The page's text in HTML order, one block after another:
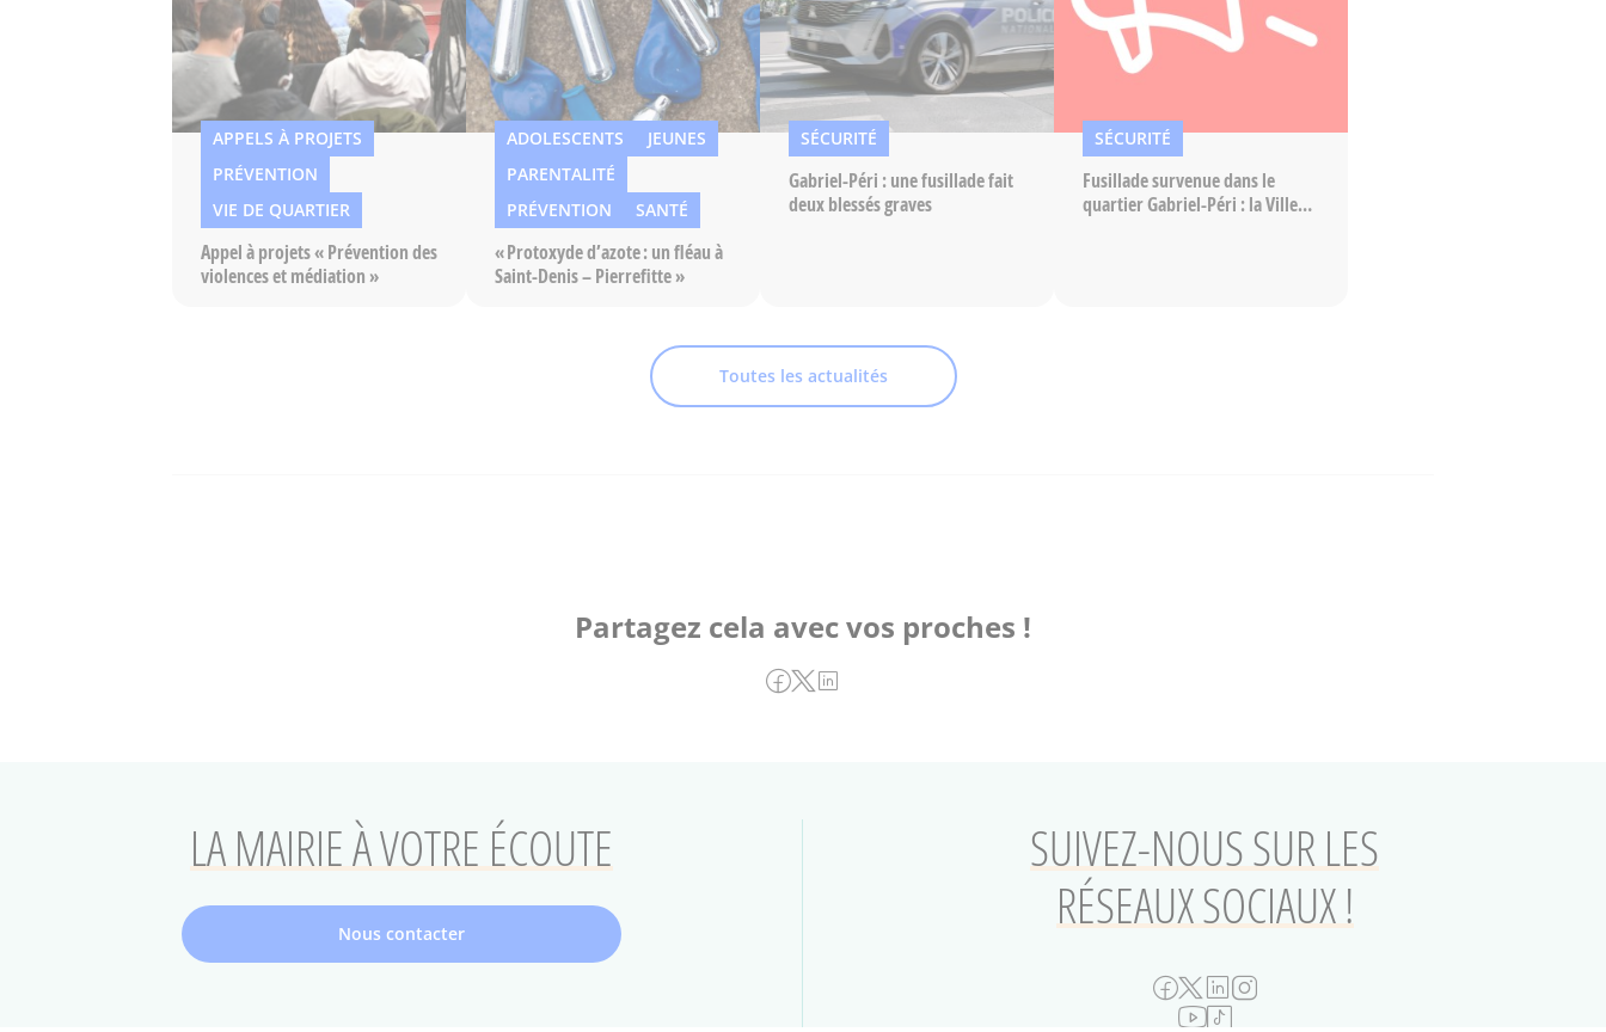
APPELS À PROJETS
PRÉVENTION
VIE DE QUARTIER
Appel à projets « Prévention des
violences et médiation »
ADOLESCENTS
JEUNES
PARENTALITÉ
PRÉVENTION
SANTÉ
« Protoxyde d’azote : un fléau à
Saint-Denis – Pierrefitte »
SÉCURITÉ
Gabriel-Péri : une fusillade fait
deux blessés graves
SÉCURITÉ
Fusillade survenue dans le
quartier Gabriel-Péri : la Ville
Toutes les actualités
Partagez cela avec vos proches !
LA MAIRIE À VOTRE ÉCOUTE
Nous contacter
SUIVEZ-NOUS SUR LES
RÉSEAUX SOCIAUX !